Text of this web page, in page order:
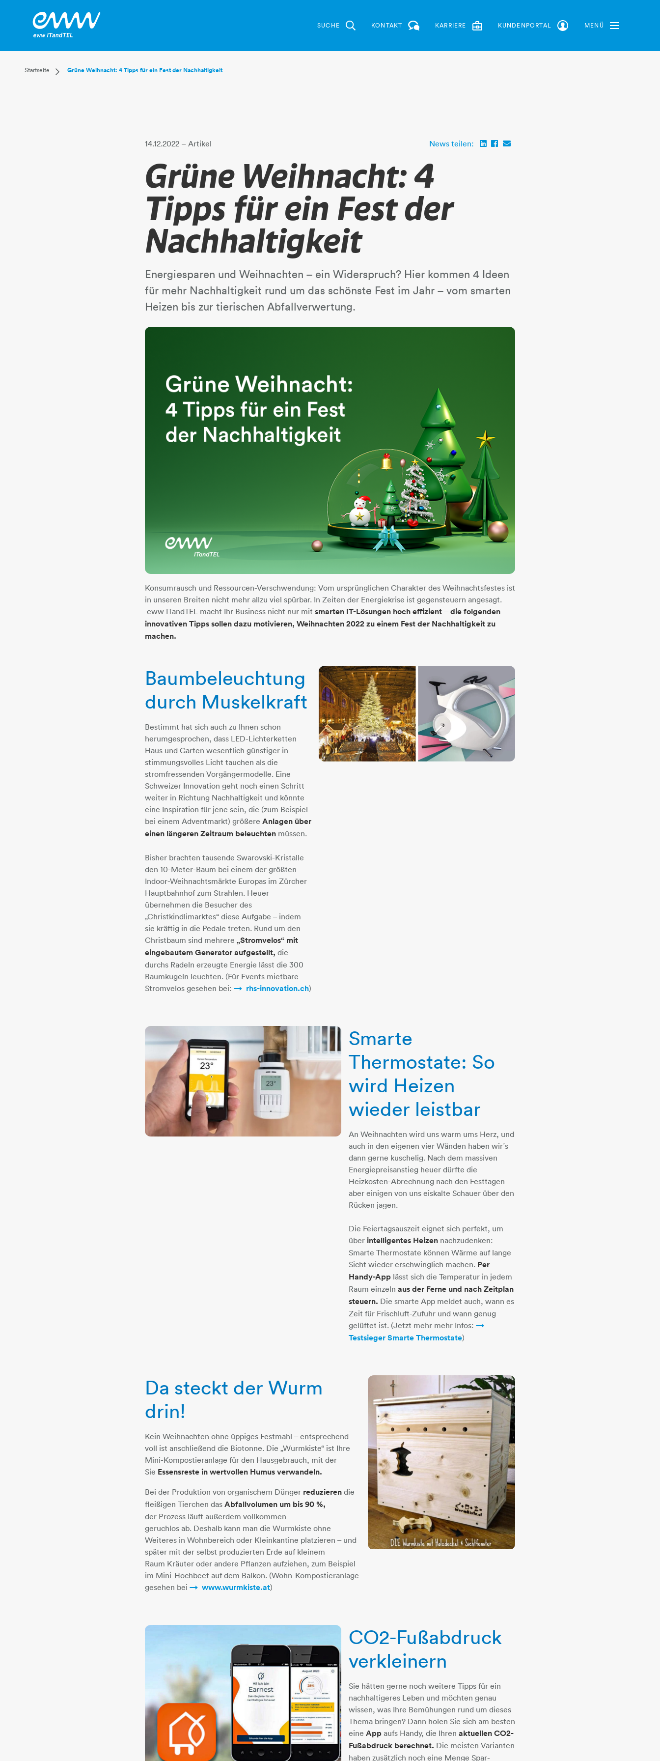
SUCHE KONTAKT KARRIERE KUNDENPORTAL MENÜ
Toggle Navbar
Startseite
Dropdown Startseite
Grüne Weihnacht: 4 Tipps für ein Fest der Nachhaltigkeit
14.12.2022– Artikel News teilen:
Grüne Weihnacht: 4
Tipps für ein Fest der
Nachhaltigkeit
Energiesparen und Weihnachten – ein Widerspruch? Hier kommen 4 Ideen
für mehr Nachhaltigkeit rund um das schönste Fest im Jahr – vom smarten
Heizen bis zur tierischen Abfallverwertung.
Konsumrausch und Ressourcen-Verschwendung: Vom ursprünglichen Charakter des Weihnachtsfestes ist
in unseren Breiten nicht mehr allzu viel spürbar. In Zeiten der Energiekrise ist gegensteuern angesagt.
eww ITandTEL macht Ihr Business nicht nur mit smarten IT-Lösungen hoch effizient –die folgenden
innovativen Tipps sollen dazu motivieren, Weihnachten 2022 zu einem Fest der Nachhaltigkeit zu
machen.
Baumbeleuchtung
durch Muskelkraft
Bestimmt hat sich auch zu Ihnen schon
herumgesprochen, dass LED-Lichterketten
Haus und Garten wesentlich günstiger in
stimmungsvolles Licht tauchen als die
stromfressenden Vorgängermodelle. Eine
Schweizer Innovation geht noch einen Schritt
weiter in Richtung Nachhaltigkeit und könnte
eine Inspiration für jene sein, die (zum Beispiel
bei einem Adventmarkt) größere Anlagen über
einen längeren Zeitraum beleuchten müssen.
Bisher brachten tausende Swarovski-Kristalle
den 10-Meter-Baum bei einem der größten
Indoor-Weihnachtsmärkte Europas im Zürcher
Hauptbahnhof zum Strahlen. Heuer
übernehmen die Besucher des
„Christkindlimarktes“ diese Aufgabe – indem
sie kräftig in die Pedale treten. Rund um den
Christbaum sind mehrere „Stromvelos“ mit
eingebautem Generator aufgestellt, die
durchs Radeln erzeugte Energie lässt die 300
Baumkugeln leuchten. (Für Events mietbare
Stromvelos gesehen bei:
rhs-innovation.ch​​​​​​​)
Smarte
Thermostate: So
wird Heizen
wieder leistbar
An Weihnachten wird uns warm ums Herz, und
auch in den eigenen vier Wänden haben wir´s
dann gerne kuschelig. Nach dem massiven
Energiepreisanstieg heuer dürfte die
Heizkosten-Abrechnung nach den Festtagen
aber einigen von uns eiskalte Schauer über den
Rücken jagen.
Die Feiertagsauszeit eignet sich perfekt, um
über intelligentes Heizennachzudenken:
Smarte Thermostate können Wärme auf lange
Sicht wieder erschwinglich machen. Per
Handy-Applässt sich die Temperatur in jedem
Raum einzeln aus der Ferne und nach Zeitplan
steuern. Die smarte App meldet auch, wann es
Zeit für Frischluft-Zufuhr und wann genug
gelüftet ist. (Jetzt mehr mehr Infos:
Testsieger Smarte Thermostate​​​​​​​​​​​)
Da steckt der Wurm
drin!
Kein Weihnachten ohne üppiges Festmahl – entsprechend
voll ist anschließend die Biotonne. Die „Wurmkiste“ ist Ihre
Mini-Kompostieranlage für den Hausgebrauch, mit der
Sie Essensreste in wertvollen Humus verwandeln.
Bei der Produktion von organischem Dünger reduzierendie
fleißigen Tierchen das Abfallvolumen um bis 90 %,
der Prozess läuft außerdem vollkommen
geruchlos ab. Deshalb kann man die Wurmkiste ohne
Weiteres in Wohnbereich oder Kleinkantine platzieren – und
später mit der selbst produzierten Erde auf kleinem
Raum Kräuter oder andere Pflanzen aufziehen, zum Beispiel
im Mini-Hochbeet auf dem Balkon. (Wohn-Kompostieranlage
gesehen bei
www.wurmkiste.at​​​​​​​)
CO2-Fußabdruck
verkleinern
Sie hätten gerne noch weitere Tipps für ein
nachhaltigeres Leben und möchten genau
wissen, was Ihre Bemühungen rund um dieses
Thema bringen? Dann holen Sie sich am besten
eine Appaufs Handy, die Ihren aktuellen CO2-
Fußabdruck berechnet. Die meisten Varianten
haben zusätzlich noch eine Menge Spar-